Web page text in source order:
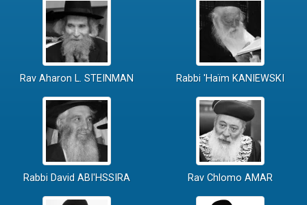
Rav Aharon L. STEINMAN Rabbi 'Haïm KANIEWSKI
Rabbi David ABI'HSSIRA Rav Chlomo AMAR